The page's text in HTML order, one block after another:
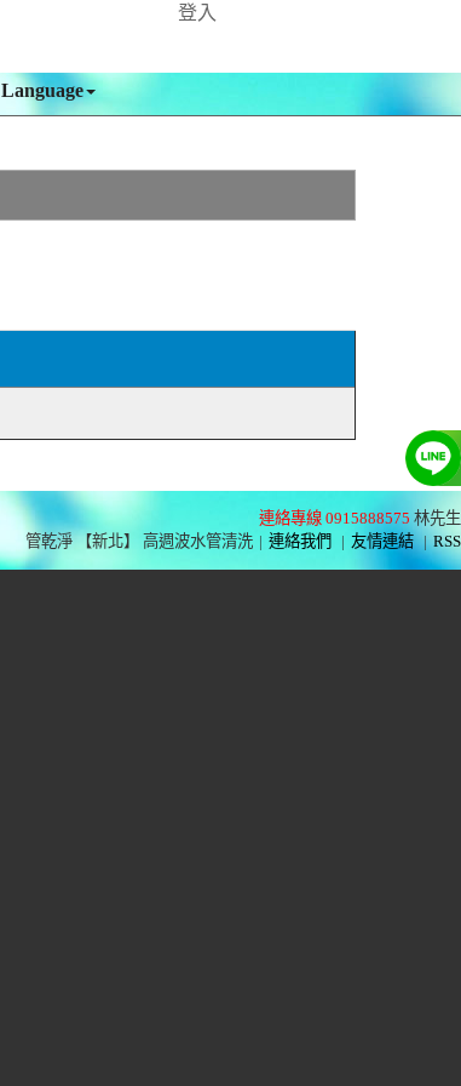
登入
Language
連絡專線 0915888575 林先生
管乾淨 【新北】 高週波水管清洗 | 連絡我們 | 友情連結 | RSS